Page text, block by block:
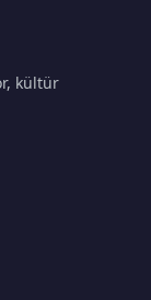
kültür